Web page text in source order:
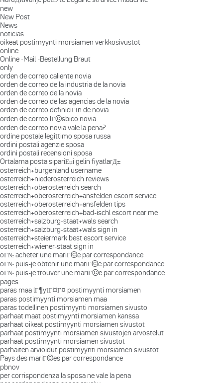
new
New Post
News
noticias
oikeat postimyynti morsiamen verkkosivustot
online
Online -Mail -Bestellung Braut
only
orden de correo caliente novia
orden de correo de la industria de la novia
orden de correo de la novia
orden de correo de las agencias de la novia
orden de correo definiciГіn de novia
orden de correo lГ©sbico novia
orden de correo novia vale la pena?
ordine postale legittimo sposa russa
ordini postali agenzie sposa
ordini postali recensioni sposa
Ortalama posta sipariЕџi gelin fiyatlarД±
osterreich+burgenland username
osterreich+niederosterreich reviews
osterreich+oberosterreich search
osterreich+oberosterreich+ansfelden escort service
osterreich+oberosterreich+ansfelden tips
osterreich+oberosterreich+bad-ischl escort near me
osterreich+salzburg-staat+wals search
osterreich+salzburg-staat+wals sign in
osterreich+steiermark best escort service
osterreich+wiener-staat sign in
oГ№ acheter une mariГ©e par correspondance
oГ№ puis-je obtenir une mariГ©e par correspondance
oГ№ puis-je trouver une mariГ©e par correspondance
pages
paras maa lГ¶ytГ¤Г¤ postimyynti morsiamen
paras postimyynti morsiamen maa
paras todellinen postimyynti morsiamen sivusto
parhaat maat postimyynti morsiamen kanssa
parhaat oikeat postimyynti morsiamen sivustot
parhaat postimyynti morsiamen sivustojen arvostelut
parhaat postimyynti morsiamen sivustot
parhaiten arvioidut postimyynti morsiamen sivustot
Pays des mariГ©es par correspondance
pbnov
per corrispondenza la sposa ne vale la pena